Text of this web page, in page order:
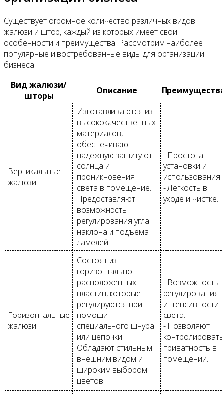
Существует огромное количество различных видов
жалюзи и штор, каждый из которых имеет свои
особенности и преимущества. Рассмотрим наиболее
популярные и востребованные виды для организации
бизнеса:
Вид жалюзи/
шторы
Описание
Вертикальные
жалюзи
Изготавливаются из
высококачественных
материалов,
обеспечивают
надежную защиту от
солнца и
проникновения
света в помещение.
Предоставляют
возможность
регулирования угла
наклона и подъема
ламелей.
- Простота
установки и
использования.
- Легкость в
уходе и чистке.
Горизонтальные
жалюзи
Состоят из
горизонтально
расположенных
пластин, которые
регулируются при
помощи
специального шнура
или цепочки.
Обладают стильным
внешним видом и
широким выбором
цветов.
- Возможность
регулирования
интенсивности
света.
- Позволяют
приватность в
помещении.